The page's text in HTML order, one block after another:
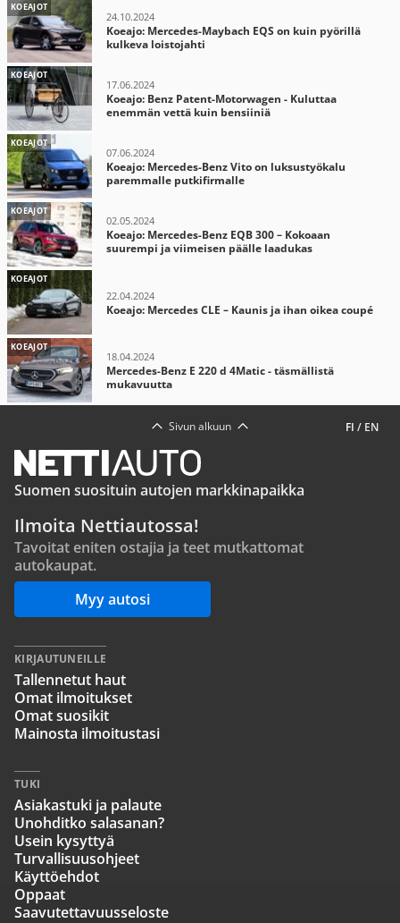
KOEAJOT
24.10.2024
Koeajo: Mercedes-Maybach EQS on kuin pyörillä
kulkeva loistojahti
KOEAJOT
17.06.2024
Koeajo: Benz Patent-Motorwagen - Kuluttaa
enemmän vettä kuin bensiiniä
KOEAJOT
07.06.2024
Koeajo: Mercedes-Benz Vito on luksustyökalu
paremmalle putkifirmalle
KOEAJOT
02.05.2024
Koeajo: Mercedes-Benz EQB 300 – Kokoaan
suurempi ja viimeisen päälle laadukas
KOEAJOT
22.04.2024
Koeajo: Mercedes CLE – Kaunis ja ihan oikea coupé
KOEAJOT
18.04.2024
Mercedes-Benz E 220 d 4Matic - täsmällistä
mukavuutta
FI / EN
Sivun alkuun
Suomen suosituin autojen markkinapaikka
Ilmoita Nettiautossa!
Tavoitat eniten ostajia ja teet mutkattomat
autokaupat.
Myy autosi
KIRJAUTUNEILLE
Tallennetut haut
Omat ilmoitukset
Omat suosikit
Mainosta ilmoitustasi
TUKI
Asiakastuki ja palaute
Unohditko salasanan?
Usein kysyttyä
Turvallisuusohjeet
Käyttöehdot
Oppaat
Saavutettavuusseloste